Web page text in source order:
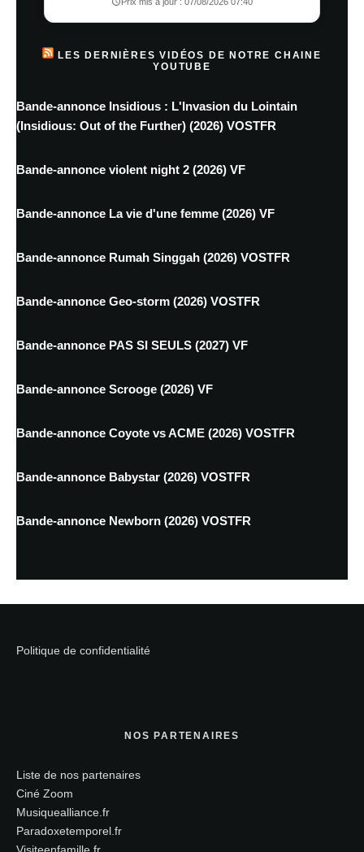
LES DERNIÈRES VIDÉOS DE NOTRE CHAINE
YOUTUBE
Bande-annonce Insidious : L'Invasion du Lointain
(Insidious: Out of the Further) (2026) VOSTFR
Bande-annonce violent night 2 (2026) VF
Bande-annonce La vie d'une femme (2026) VF
Bande-annonce Rumah Singgah (2026) VOSTFR
Bande-annonce Geo-storm (2026) VOSTFR
Bande-annonce PAS SI SEULS (2027) VF
Bande-annonce Scrooge (2026) VF
Bande-annonce Coyote vs ACME (2026) VOSTFR
Bande-annonce Babystar (2026) VOSTFR
Bande-annonce Newborn (2026) VOSTFR
Politique de confidentialité
NOS PARTENAIRES
Liste de nos partenaires
Ciné Zoom
Musiquealliance.fr
Paradoxetemporel.fr